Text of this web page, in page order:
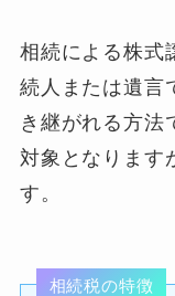
相続による株式
続人または遺言
き継がれる方法
対象となります
す。
相続税の特徴